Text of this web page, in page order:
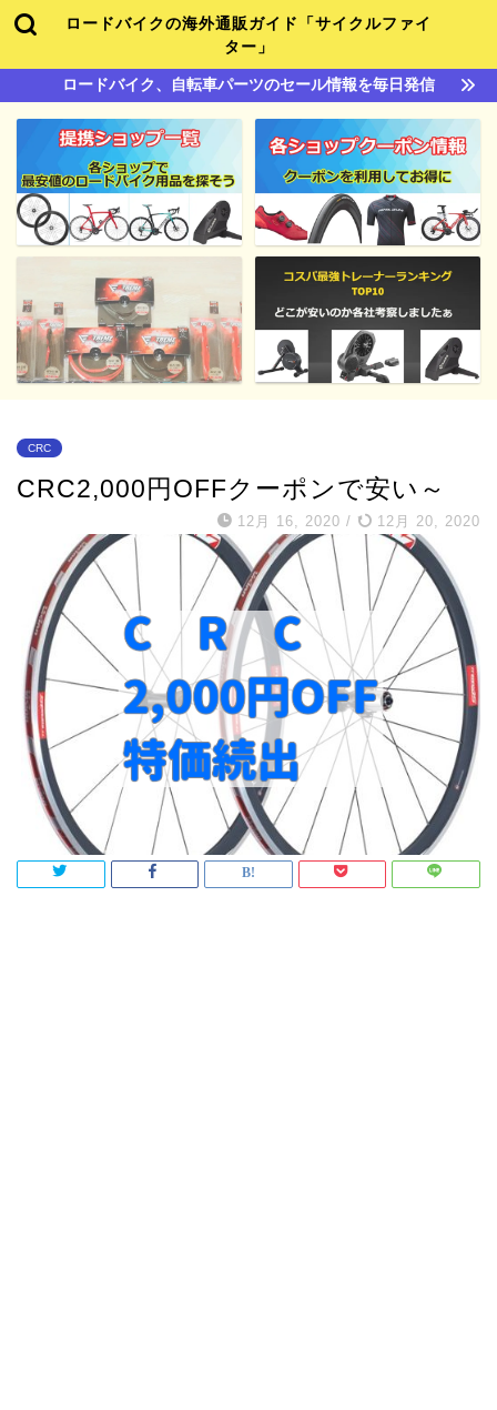
ロードバイクの海外通販ガイド「サイクルファイ
ター」
ロードバイク、自転車パーツのセール情報を毎日発信
CRC
CRC2,000円OFFクーポンで安い～
12月 16, 2020 / 12月 20, 2020